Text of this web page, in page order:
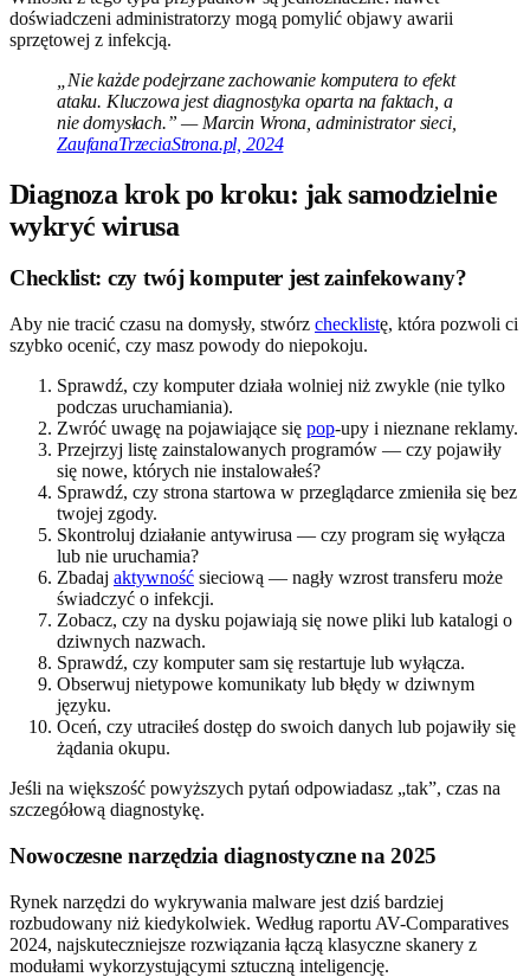
doświadczeni administratorzy mogą pomylić objawy awarii
sprzętowej z infekcją.
„Nie każde podejrzane zachowanie komputera to efekt
ataku. Kluczowa jest diagnostyka oparta na faktach, a
nie domysłach.” — Marcin Wrona, administrator sieci,
ZaufanaTrzeciaStrona.pl, 2024
Diagnoza krok po kroku: jak samodzielnie
wykryć wirusa
Checklist: czy twój komputer jest zainfekowany?
Aby nie tracić czasu na domysły, stwórz checklistę, która pozwoli ci
szybko ocenić, czy masz powody do niepokoju.
Sprawdź, czy komputer działa wolniej niż zwykle (nie tylko
podczas uruchamiania).
Zwróć uwagę na pojawiające się pop-upy i nieznane reklamy.
Przejrzyj listę zainstalowanych programów — czy pojawiły
się nowe, których nie instalowałeś?
Sprawdź, czy strona startowa w przeglądarce zmieniła się bez
twojej zgody.
Skontroluj działanie antywirusa — czy program się wyłącza
lub nie uruchamia?
Zbadaj aktywność sieciową — nagły wzrost transferu może
świadczyć o infekcji.
Zobacz, czy na dysku pojawiają się nowe pliki lub katalogi o
dziwnych nazwach.
Sprawdź, czy komputer sam się restartuje lub wyłącza.
Obserwuj nietypowe komunikaty lub błędy w dziwnym
języku.
Oceń, czy utraciłeś dostęp do swoich danych lub pojawiły się
żądania okupu.
Jeśli na większość powyższych pytań odpowiadasz „tak”, czas na
szczegółową diagnostykę.
Nowoczesne narzędzia diagnostyczne na 2025
Rynek narzędzi do wykrywania malware jest dziś bardziej
rozbudowany niż kiedykolwiek. Według raportu AV-Comparatives
2024, najskuteczniejsze rozwiązania łączą klasyczne skanery z
modułami wykorzystującymi sztuczną inteligencję.